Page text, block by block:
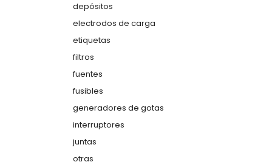
depósitos
electrodos de carga
etiquetas
filtros
fuentes
fusibles
generadores de gotas
interruptores
juntas
otras